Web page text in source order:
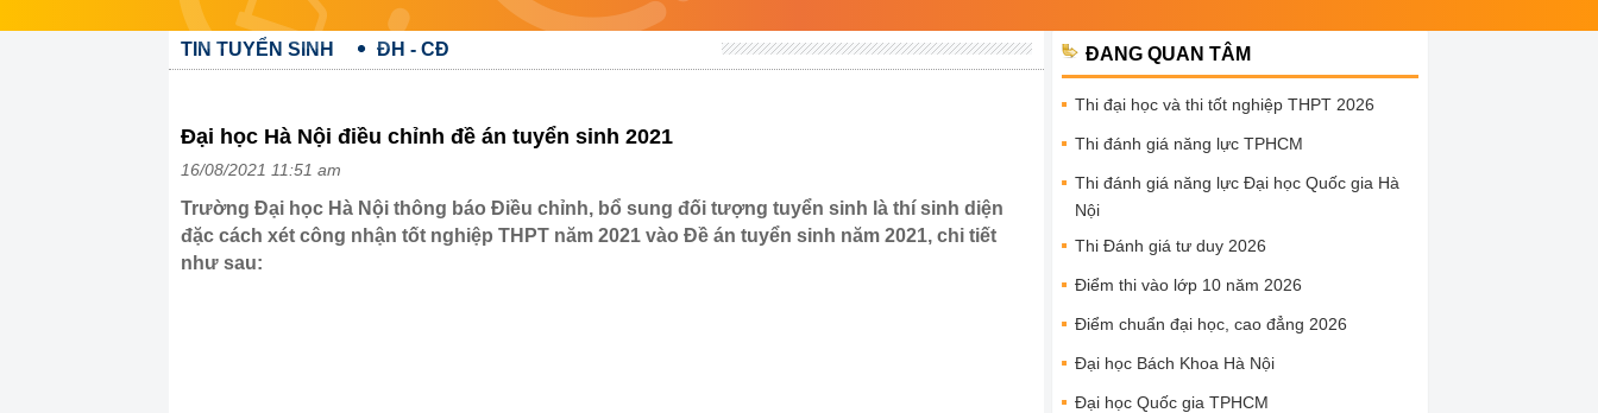
TIN TUYỂN SINH ĐH - CĐ
Đại học Hà Nội điều chỉnh đề án tuyển sinh 2021
16/08/2021 11:51 am
Trường Đại học Hà Nội thông báo Điều chỉnh, bổ sung đối tượng tuyển sinh là thí sinh diện
đặc cách xét công nhận tốt nghiệp THPT năm 2021 vào Đề án tuyển sinh năm 2021, chi tiết
như sau:
ĐANG QUAN TÂM
Thi đại học và thi tốt nghiệp THPT 2026
Thi đánh giá năng lực TPHCM
Thi đánh giá năng lực Đại học Quốc gia Hà
Nội
Thi Đánh giá tư duy 2026
Điểm thi vào lớp 10 năm 2026
Điểm chuẩn đại học, cao đẳng 2026
Đại học Bách Khoa Hà Nội
Đại học Quốc gia TPHCM